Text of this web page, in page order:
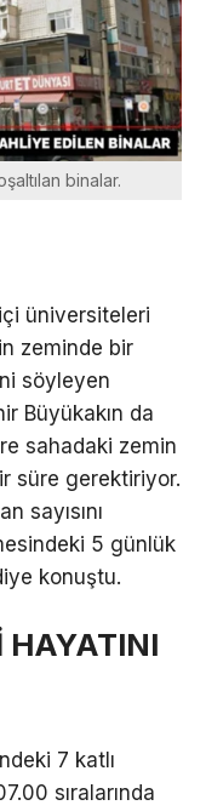
binalar.
üniversiteleri
zeminde bir
söyleyen
Büyükakın da
sahadaki zemin
süre gerektiriyor.
sayısını
5 günlük
konuştu.
HAYATINI
7 katlı
sıralarında